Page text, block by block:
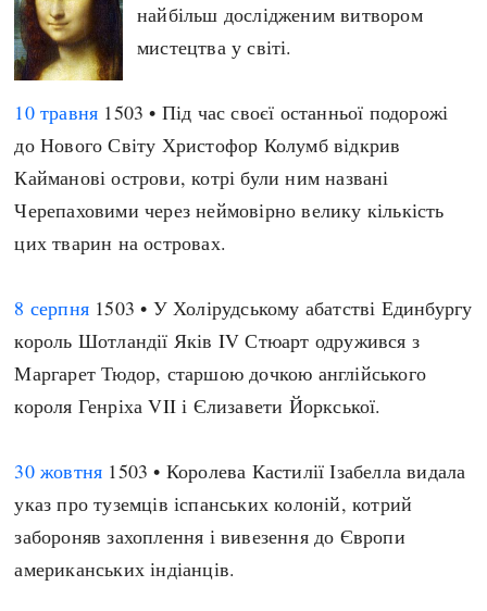
найбільш дослідженим витвором
мистецтва у світі.
10 травня 1503 • Під час своєї останньої подорожі
до Нового Світу Христофор Колумб відкрив
Кайманові острови, котрі були ним названі
Черепаховими через неймовірно велику кількість
цих тварин на островах.
8 серпня 1503 • У Холірудському абатстві Единбургу
король Шотландії Яків IV Стюарт одружився з
Маргарет Тюдор, старшою дочкою англійського
короля Генріха VII і Єлизавети Йоркської.
30 жовтня 1503 • Королева Кастилії Ізабелла видала
указ про туземців іспанських колоній, котрий
забороняв захоплення і вивезення до Європи
американських індіанців.